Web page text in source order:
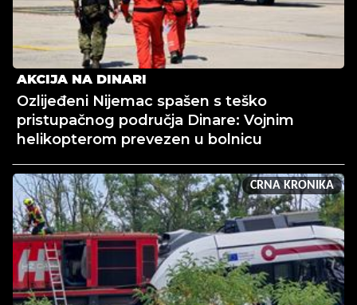
AKCIJA NA DINARI
Ozlijeđeni Nijemac spašen s teško
pristupačnog područja Dinare: Vojnim
helikopterom prevezen u bolnicu
CRNA KRONIKA